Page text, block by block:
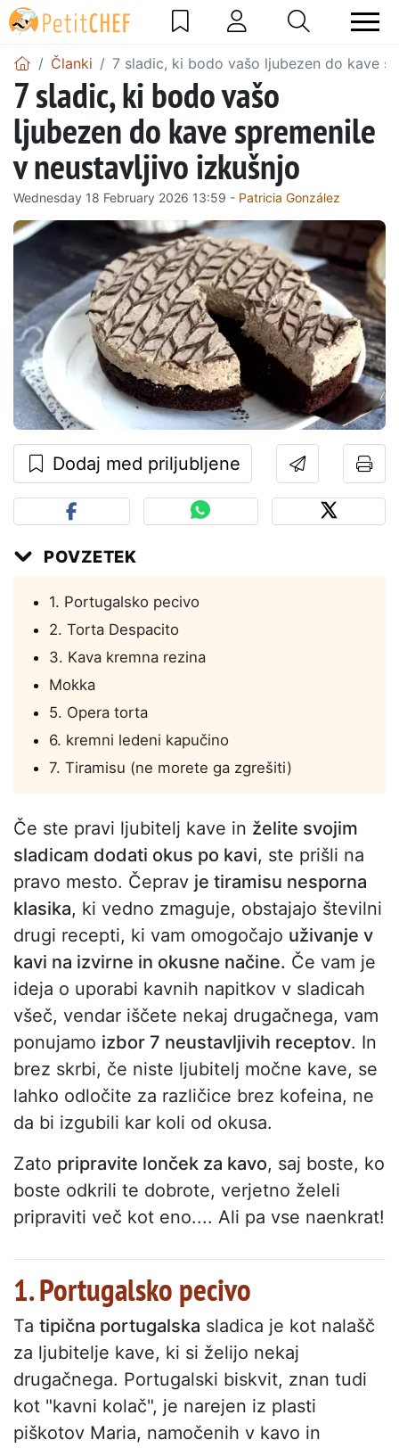
Članki 7 sladic, ki bodo vašo ljubezen do kave
7 sladic, ki bodo vašo
ljubezen do kave spremenile
v neustavljivo izkušnjo
Wednesday 18 February 2026 13:59 - Patricia González
Dodaj med priljubljene
POVZETEK
1. Portugalsko pecivo
2. Torta Despacito
3. Kava kremna rezina
Mokka
5. Opera torta
6. kremni ledeni kapučino
7. Tiramisu (ne morete ga zgrešiti)
Če ste pravi ljubitelj kave in želite svojim
sladicam dodati okus po kavi, ste prišli na
pravo mesto. Čeprav je tiramisu nesporna
klasika, ki vedno zmaguje, obstajajo številni
drugi recepti, ki vam omogočajo uživanje v
kavi na izvirne in okusne načine. Če vam je
ideja o uporabi kavnih napitkov v sladicah
všeč, vendar iščete nekaj drugačnega, vam
ponujamo izbor 7 neustavljivih receptov. In
brez skrbi, če niste ljubitelj močne kave, se
lahko odločite za različice brez kofeina, ne
da bi izgubili kar koli od okusa.
Zato pripravite lonček za kavo, saj boste, ko
boste odkrili te dobrote, verjetno želeli
pripraviti več kot eno.... Ali pa vse naenkrat!
1. Portugalsko pecivo
Ta tipična portugalska sladica je kot nalašč
za ljubitelje kave, ki si želijo nekaj
drugačnega. Portugalski biskvit, znan tudi
kot "kavni kolač", je narejen iz plasti
piškotov Maria, namočenih v kavo in